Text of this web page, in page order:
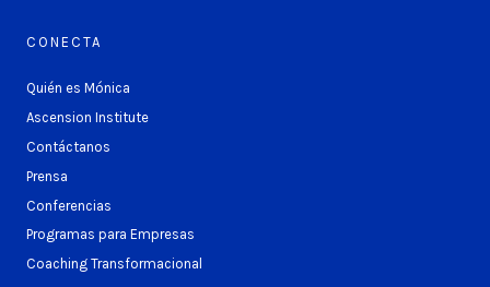
CONECTA
Quién es Mónica
Ascension Institute
Contáctanos
Prensa
Conferencias
Programas para Empresas
Coaching Transformacional